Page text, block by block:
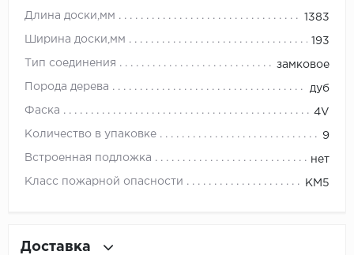
Длина доски,мм 1383
Ширина доски,мм 193
Тип соединения замковое
Порода дерева дуб
Фаска 4V
Количество в упаковке 9
Встроенная подложка нет
Класс пожарной опасности КМ5
Доставка